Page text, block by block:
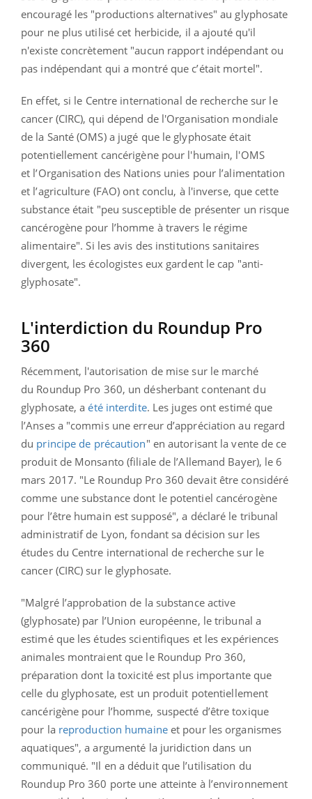
encouragé les "productions alternatives" au glyphosate
pour ne plus utilisé cet herbicide, il a ajouté qu'il
n'existe concrètement "aucun rapport indépendant ou
pas indépendant qui a montré que c’était mortel".
En effet, si le Centre international de recherche sur le
cancer (CIRC), qui dépend de l'Organisation mondiale
de la Santé (OMS) a jugé que le glyphosate était
potentiellement cancérigène pour l'humain, l'OMS
et l’Organisation des Nations unies pour l’alimentation
et l’agriculture (FAO) ont conclu, à l'inverse, que cette
substance était "peu susceptible de présenter un risque
cancérogène pour l’homme à travers le régime
alimentaire".Si les avis des institutions sanitaires
divergent, les écologistes eux gardent le cap "anti-
glyphosate".
L'interdiction du Roundup Pro
360
Récemment, l'autorisation de mise sur le marché
du Roundup Pro 360, un désherbant contenant du
glyphosate, aété interdite. Les juges ont estimé que
l’Anses a "commis une erreur d’appréciation au regard
du principe de précaution" en autorisant la vente de ce
produit de Monsanto (filiale de l’Allemand Bayer), le 6
mars 2017. "Le Roundup Pro 360 devait être considéré
comme une substance dont le potentiel cancérogène
pour l’être humain est supposé", a déclaré le tribunal
administratif de Lyon, fondant sa décision sur les
études du Centre international de recherche sur le
cancer (CIRC) sur le glyphosate.
"Malgré l’approbation de la substance active
(glyphosate) par l’Union européenne, le tribunal a
estimé que les études scientifiques et les expériences
animales montraient que le Roundup Pro 360,
préparation dont la toxicité est plus importante que
celle du glyphosate, est un produit potentiellement
cancérigène pour l’homme, suspecté d’être toxique
pour la reproduction humaineet pour les organismes
aquatiques", a argumenté la juridiction dans un
communiqué. "Il en a déduit que l’utilisation du
Roundup Pro 360 porte une atteinte à l’environnement